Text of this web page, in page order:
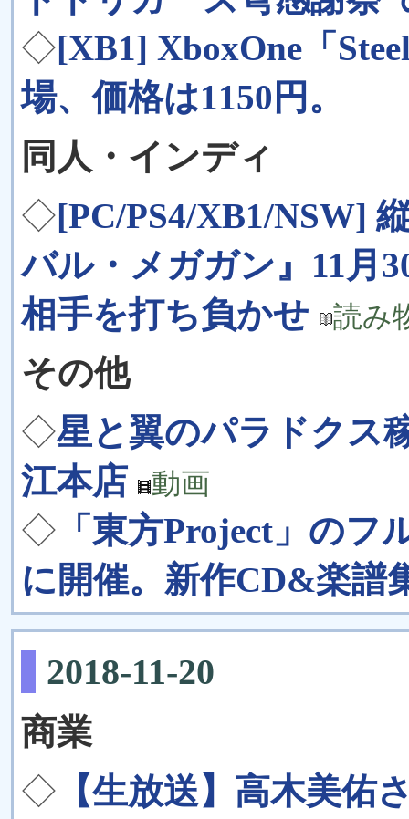
◇[XB1] XboxOne「
場、価格は1150円。
同人・インディ
◇[PC/PS4/XB1/NSW]
バル・メガガン』11月
相手を打ち負かせ
読み
その他
◇星と翼のパラドクス
江本店
動画
◇ 「東方Project」のフ
に開催。新作CD&楽譜
2018-11-20
商業
◇ 【生放送】高木美佑